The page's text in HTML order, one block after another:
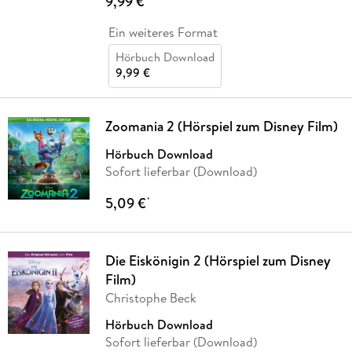
Ein weiteres Format
Hörbuch Download
9,99 €
Zoomania 2 (Hörspiel zum Disney Film)
Hörbuch Download
Sofort lieferbar (Download)
5,09 €*
Die Eiskönigin 2 (Hörspiel zum Disney
Film)
Christophe Beck
Hörbuch Download
Sofort lieferbar (Download)